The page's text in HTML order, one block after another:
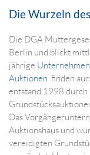
Die Wurzeln
Die DGA
Berlin und blickt
jährige
Auktionen finden
entstand 1998
Das
Auktionshaus und
vereidigten